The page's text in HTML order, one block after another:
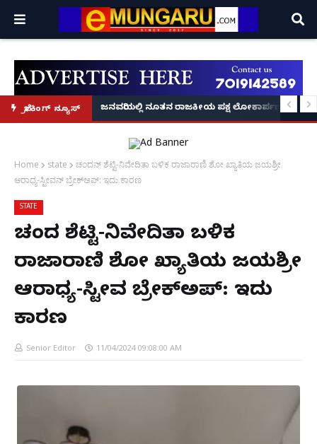
ಬ್ರೇಕಿಂಗ್ ನ್ಯೂಸ್
ಕಥೆ!
8 ಅಡಿಗೂ ಹೆಚ್ಚು ಉದ್ದದ ಕೂದಲು ಬೆಳೆಸಿ ಗಿನ್ನಿಸ್ ವಿಶ್ವ ದಾಖಲೆ ಬರೆದ ಭಾರತದ ರೇಣು
ಜನವರಿಯಲ್ಲಿ ನೂತನ ರಾಜಕೀಯ ಪಕ್ಷ ಲೋಕಾರ್ಪಣೆ – ನಟ
Home state
ಚಂದನ್ ಶೆಟ್ಟಿ-ನಿವೇದಿತಾ ಬಳಿಕ ರಾಜಾರಾಣಿ ಶೋ ಖ್ಯಾತಿಯ ಜಯಶ್ರೀ
ಆರಾಧ್ಯ-ಸ್ಟೀವನ್ ಬ್ರೇಕ್‌ಅಪ್: ಇದು ಕಾರಣ
STATE
ಚಂದನ್ ಶೆಟ್ಟಿ-ನಿವೇದಿತಾ ಬಳಿಕ
ರಾಜಾರಾಣಿ ಶೋ ಖ್ಯಾತಿಯ ಜಯಶ್ರೀ
ಆರಾಧ್ಯ-ಸ್ಟೀವನ್ ಬ್ರೇಕ್‌ಅಪ್: ಇದು
ಕಾರಣ
Senior Editor 11/04/2024 09:08:00 AM